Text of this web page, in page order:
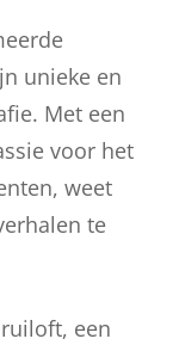
unieke en
Met een
voor het
weet
te
een